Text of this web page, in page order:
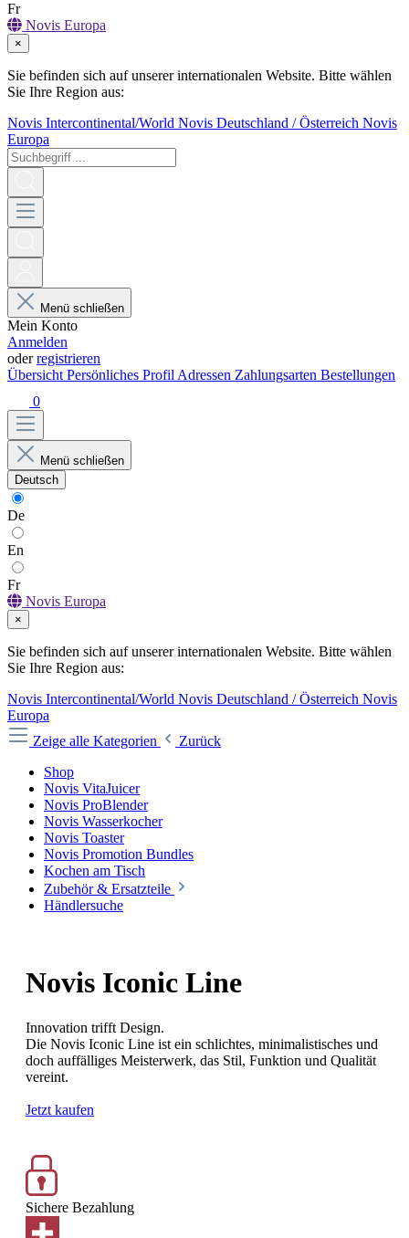
Fr
Novis Europa
×
Sie befinden sich auf unserer internationalen Website. Bitte wählen
Sie Ihre Region aus:
Novis Intercontinental/World Novis Deutschland / Österreich Novis
Europa
Menü schließen
Mein Konto
Anmelden
oderregistrieren
Übersicht Persönliches Profil Adressen Zahlungsarten Bestellungen
0
Menü schließen
Deutsch
De
En
Fr
Novis Europa
×
Sie befinden sich auf unserer internationalen Website. Bitte wählen
Sie Ihre Region aus:
Novis Intercontinental/World Novis Deutschland / Österreich Novis
Europa
Zeige alle Kategorien
Zurück
Shop
Novis VitaJuicer
Novis ProBlender
Novis Wasserkocher
Novis Toaster
Novis Promotion Bundles
Kochen am Tisch
Zubehör & Ersatzteile
Händlersuche
Novis Iconic Line
Innovation trifft Design.
Die Novis Iconic Line ist ein schlichtes, minimalistisches und
doch auffälliges Meisterwerk, das Stil, Funktion und Qualität
vereint.
Jetzt kaufen
Sichere Bezahlung